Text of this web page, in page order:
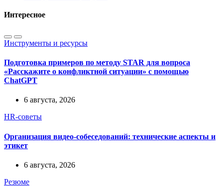
Интересное
Инструменты и ресурсы
Подготовка примеров по методу STAR для вопроса
«Расскажите о конфликтной ситуации» с помощью
ChatGPT
6 августа, 2026
HR-советы
Организация видео-собеседований: технические аспекты и
этикет
6 августа, 2026
Резюме